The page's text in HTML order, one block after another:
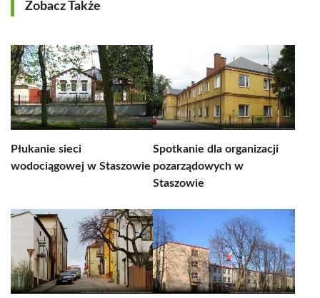
Zobacz Także
Płukanie sieci
wodociągowej w Staszowie
Spotkanie dla organizacji
pozarządowych w
Staszowie